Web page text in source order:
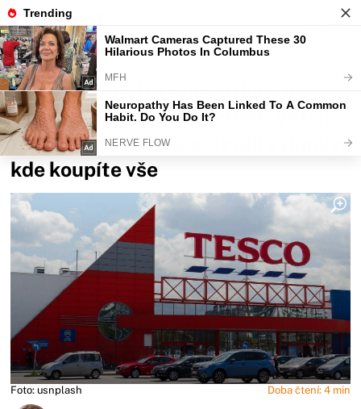
Fajntip.cz Magazín
Velký přehled otevírací doby v
obchodech 8. května 2026. Většina
prodejen zavře, ale existují výjimky,
kde koupíte vše
Foto: usnplash Doba čtení: 4 min